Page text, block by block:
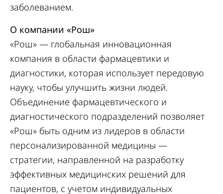
заболеванием.
О компании «Рош»
«Рош» — глобальная инновационная
компания в области фармацевтики и
диагностики, которая использует передовую
науку, чтобы улучшить жизни людей.
Объединение фармацевтического и
диагностического подразделений позволяет
«Рош» быть одним из лидеров в области
персонализированной медицины —
стратегии, направленной на разработку
эффективных медицинских решений для
пациентов, с учетом индивидуальных